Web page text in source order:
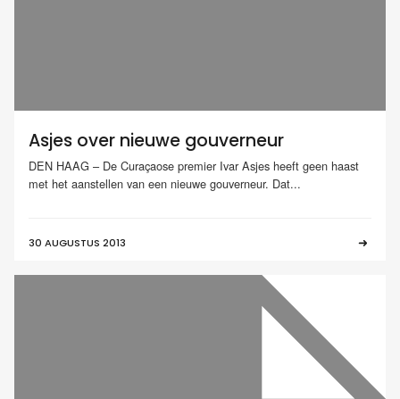
Asjes over nieuwe gouverneur
DEN HAAG – De Curaçaose premier Ivar Asjes heeft geen haast
met het aanstellen van een nieuwe gouverneur. Dat...
30 AUGUSTUS 2013